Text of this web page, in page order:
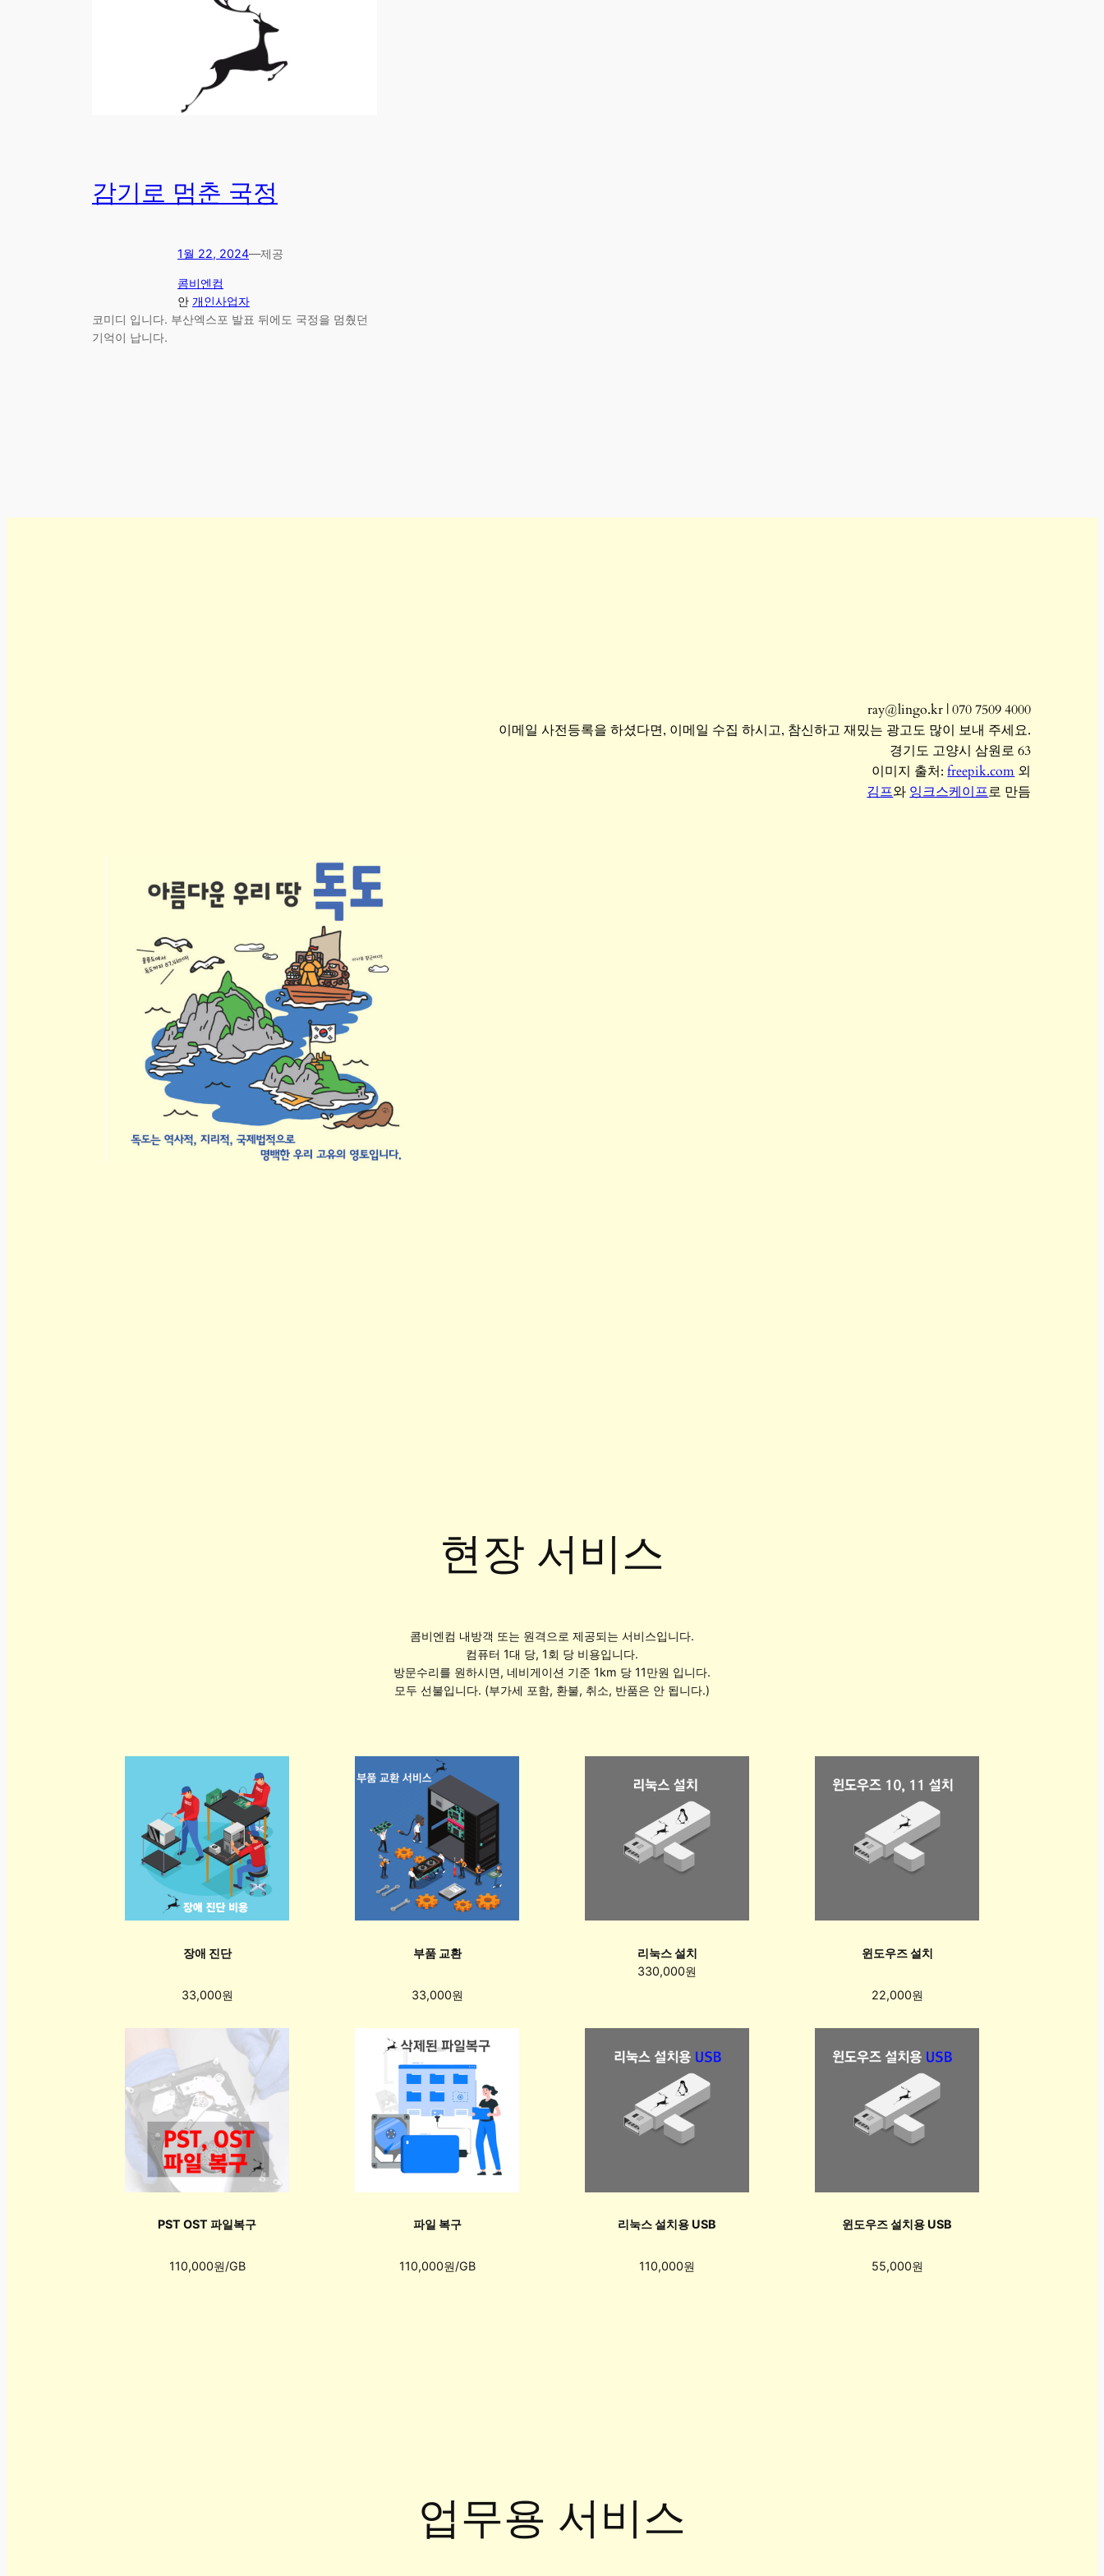
감기로 멈춘 국정
1월 22, 2024—제공
콤비엔컴
안 개인사업자
코미디 입니다. 부산엑스포 발표 뒤에도 국정을 멈췄던
기억이 납니다.
ray@lingo.kr | 070 7509 4000
이메일 사전등록을 하셨다면, 이메일 수집 하시고, 참신하고 재밌는 광고도 많이 보내 주세요.
경기도 고양시 삼원로 63
이미지 출처:freepik.com 외
김프와 잉크스케이프로 만듬
현장 서비스
콤비엔컴 내방객 또는 원격으로 제공되는 서비스입니다.
컴퓨터 1대 당, 1회 당 비용입니다.
방문수리를 원하시면, 네비게이션 기준 1km 당 11만원 입니다.
모두 선불입니다. (부가세 포함, 환불, 취소, 반품은 안 됩니다.)
장애 진단
33,000원
부품 교환
33,000원
리눅스 설치
330,000원
윈도우즈 설치
22,000원
PST OST 파일복구
110,000원/GB
파일 복구
110,000원/GB
리눅스 설치용 USB
110,000원
윈도우즈 설치용 USB
55,000원
업무용 서비스